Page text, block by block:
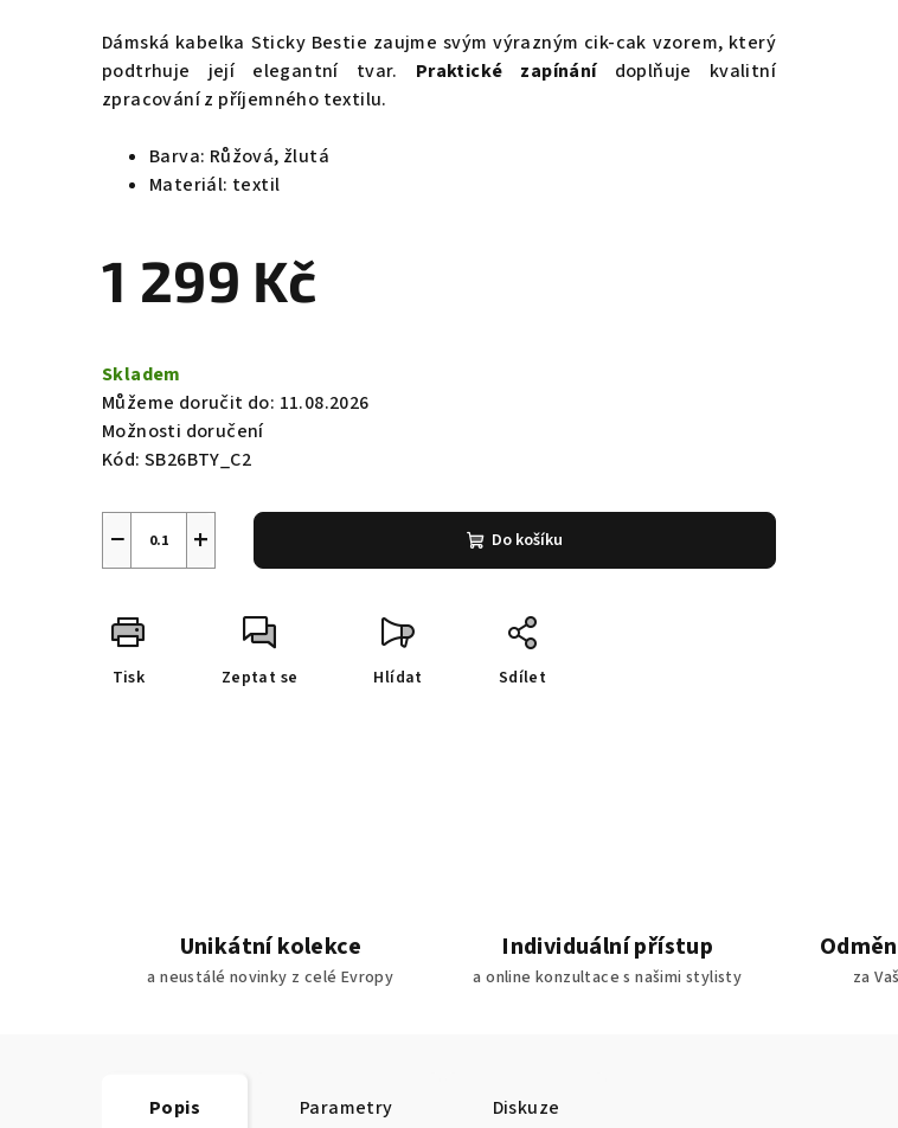
produktu
0,0
hvězdiček.
Dámská kabelka Sticky Bestie zaujme svým výrazným cik-cak vzorem, který
podtrhuje její elegantní tvar. Praktické zapínánídoplňuje kvalitní
zpracování z příjemného textilu.
Barva: Růžová, žlutá
Materiál: textil
1 299 Kč
cena:
Skladem
Můžeme doručit do: 11.08.2026
Možnosti doručení
Kód: SB26BTY_C2
+
− Do košíku
Tisk Zeptat se Hlídat Sdílet
Unikátní kolekce
a neustálé novinky z celé Evropy
Individuální přístup
a online konzultace s našimi stylisty za
Popis Parametry Diskuze